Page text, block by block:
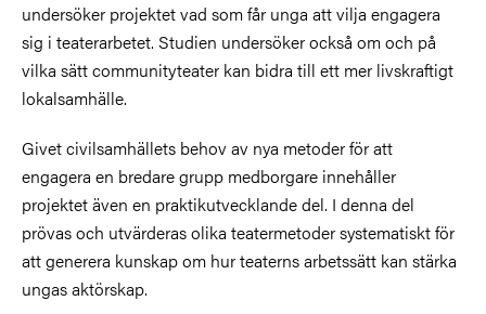
undersöker projektet vad som får unga att vilja engagera
sig i teaterarbetet. Studien undersöker också om och på
vilka sätt communityteater kan bidra till ett mer livskraftigt
lokalsamhälle.
Givet civilsamhällets behov av nya metoder för att
engagera en bredare grupp medborgare innehåller
projektet även en praktikutvecklande del. I denna del
prövas och utvärderas olika teatermetoder systematiskt för
att generera kunskap om hur teaterns arbetssätt kan stärka
ungas aktörskap.